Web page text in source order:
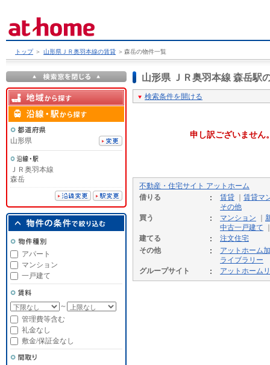
トップ ＞ 山形県ＪＲ奥羽本線の賃貸 ＞ 森岳の物件一覧
山形県 ＪＲ奥羽本線 森岳駅
検索条件を開ける
申し訳ございません
不動産・住宅サイト アットホーム
借りる
賃貸
賃貸マ
その他
買う
マンション
中古一戸建て
建てる
注文住宅
その他
アットホーム
ライブラリー
グループサイト
アットホーム
山形県
ＪＲ奥羽本線
森岳
アパート
マンション
一戸建て
～
管理費等含む
礼金なし
敷金/保証金なし